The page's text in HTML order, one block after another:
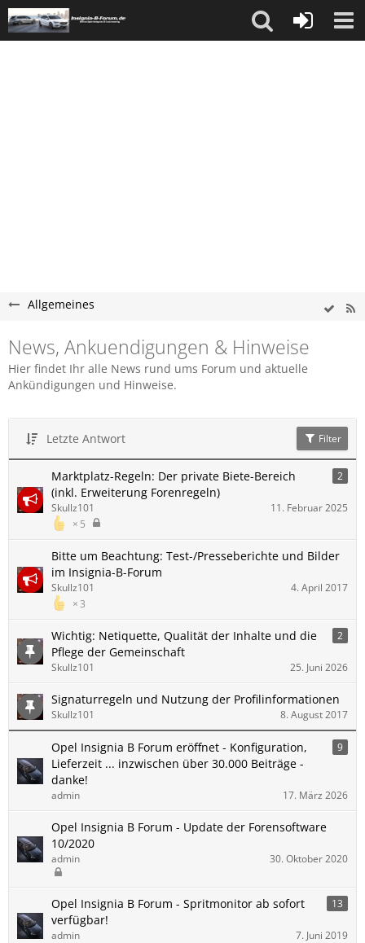
Allgemeines
News, Ankuendigungen & Hinweise
Hier findet Ihr alle News rund ums Forum und aktuelle
Ankündigungen und Hinweise.
Letzte Antwort Filter
Marktplatz-Regeln: Der private Biete-Bereich
(inkl. Erweiterung Forenregeln)
2
5
Skullz101 11. Februar 2025
Bitte um Beachtung: Test-/Presseberichte und Bilder
im Insignia-B-Forum
3
Skullz101 4. April 2017
Wichtig: Netiquette, Qualität der Inhalte und die
Pflege der Gemeinschaft
2
Skullz101 25. Juni 2026
Signaturregeln und Nutzung der Profilinformationen
Skullz101 8. August 2017
Opel Insignia B Forum eröffnet - Konfiguration,
Lieferzeit ... inzwischen über 30.000 Beiträge -
danke!
9
admin 17. März 2026
Opel Insignia B Forum - Update der Forensoftware
10/2020
admin 30. Oktober 2020
Opel Insignia B Forum - Spritmonitor ab sofort
verfügbar!
13
admin 7. Juni 2019